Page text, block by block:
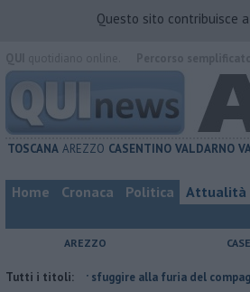
Questo sito contribuisce
TOSCANA AREZZO CASENTINO VALDARNO
Home Cronaca Politica Attualità
AREZZO
Tutti i titoli:
bar per sfuggire alla furia del compagno